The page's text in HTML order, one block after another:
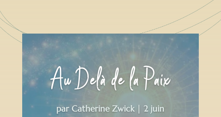
Au Delà de la Paix
parCatherine Zwick|2 juin